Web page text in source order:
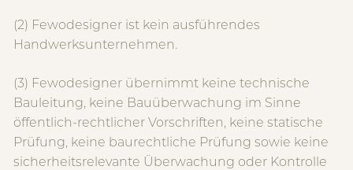
(2) Fewodesigner ist kein ausführendes
Handwerksunternehmen.
(3) Fewodesigner übernimmt keine technische
Bauleitung, keine Bauüberwachung im Sinne
öffentlich-rechtlicher Vorschriften, keine statische
Prüfung, keine baurechtliche Prüfung sowie keine
sicherheitsrelevante Überwachung oder Kontrolle